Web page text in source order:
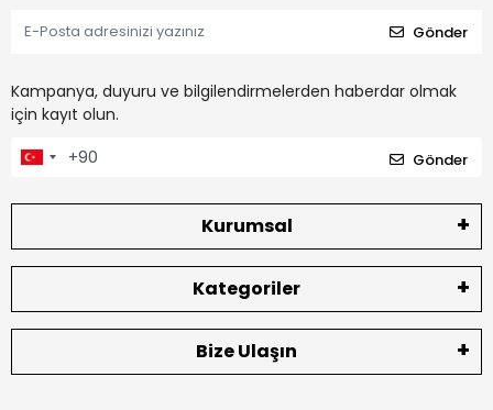
Gönder
Kampanya, duyuru ve bilgilendirmelerden haberdar olmak
için kayıt olun.
Gönder
Kurumsal
Kategoriler
Bize Ulaşın